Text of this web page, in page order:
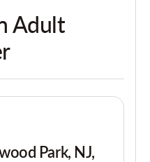
Adult
Park, NJ,